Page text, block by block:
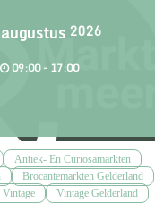
augustus 2026
09:00 - 17:00
Antiek- En Curiosamarkten
Brocantemarkten Gelderland
Vintage Vintage Gelderland